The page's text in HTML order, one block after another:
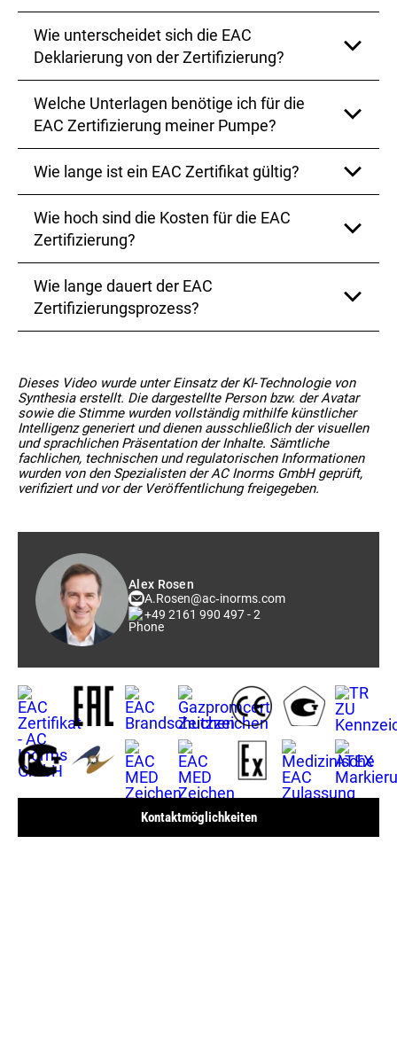
Sicherheitsanforderungen und Einsatzgebiet Ihrer
Pumpe benötigt wird.
Die Zertifizierung ist für Elektropumpen,
Chemiepumpen und Nuklearpumpen erforderlich.
Diese Pumpen müssen den
Richtlinien entsprechen.
Wie unterscheidet sich die EAC
Deklarierung von der Zertifizierung?
Die EAC Deklarierung erfolgt für Pumpen, die den
technischen Sicherheitsanforderungen entsprechen,
aber keine vollständige Zertifizierung benötigen.
Verdrängungspumpen, die gemäß TR ZU Richtlinie
010/2011 deklariert werden.
Welche Unterlagen benötige ich für die
EAC Zertifizierung meiner Pumpe?
Zu den erforderlichen Unterlagen gehören der
technische Pass, die Bedienungsanleitung,
Sicherheitsbetrachtungen, ISO
Qualitätsmanagementdokumente und Prüfprotokolle
des Herstellers. Diese Dokumente müssen gemäß
den technischen Regelwerken der EAWU erstellt
werden.
Wie lange ist ein EAC Zertifikat gültig?
Die Gültigkeit eines EAC Zertifikats variiert je nach
den Vorschriften der Technischen Regelwerke, dem
Zulassungsschema und der Art der Herstellung. In
Jahren.
Wie hoch sind die Kosten für die EAC
Zertifizierung?
Die Kosten hängen von mehreren Faktoren ab, wie
den technischen Vorschriften, der Anzahl der
erforderlichen Prüfungen und der Konstruktion der
Wie lange dauert der EAC
Zertifizierungsprozess?
Monate in Anspruch nehmen, abhängig von der Art
der Pumpe und der Komplexität der erforderlichen
Prüfungen und Audits.
Dieses Video wurde unter Einsatz der KI‑Technologie von
Synthesia erstellt. Die dargestellte Person bzw. der Avatar
sowie die Stimme wurden vollständig mithilfe künstlicher
Intelligenz generiert und dienen ausschließlich der visuellen
und sprachlichen Präsentation der Inhalte. Sämtliche
fachlichen, technischen und regulatorischen Informationen
wurden von den Spezialisten der AC Inorms GmbH geprüft,
verifiziert und vor der Veröffentlichung freigegeben.
Alex Rosen
A.Rosen@ac‑inorms.com
+49 2161 990 497 - 2
Kontaktmöglichkeiten